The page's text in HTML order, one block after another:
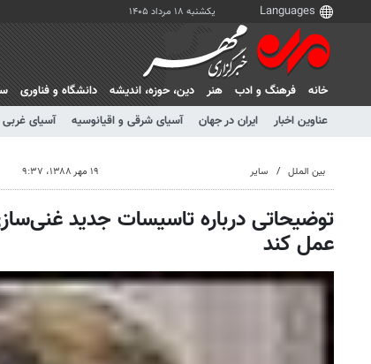
یکشنبه ۱۸ مرداد ۱۴۰۵
خانه فرهنگ و ادب هنر دين، حوزه، انديشه دانشگاه و فناوری
عناوین اخبار
ایران در جهان آسیای شرقی و اقیانوسیه آسیای غربی
بین الملل سایر ۱۹ مهر ۱۳۸۸، ۹:۳۷
توضیحاتی درباره تاسیسات جدید
عمل کند